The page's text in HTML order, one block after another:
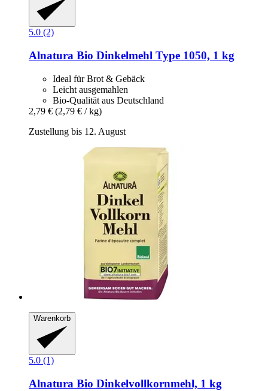
5.0 (2)
Alnatura Bio Dinkelmehl Type 1050, 1 kg
Ideal für Brot & Gebäck
Leicht ausgemahlen
Bio-Qualität aus Deutschland
2,79 € (2,79 € / kg)
Zustellung bis 12. August
Warenkorb
5.0 (1)
Alnatura Bio Dinkelvollkornmehl, 1 kg